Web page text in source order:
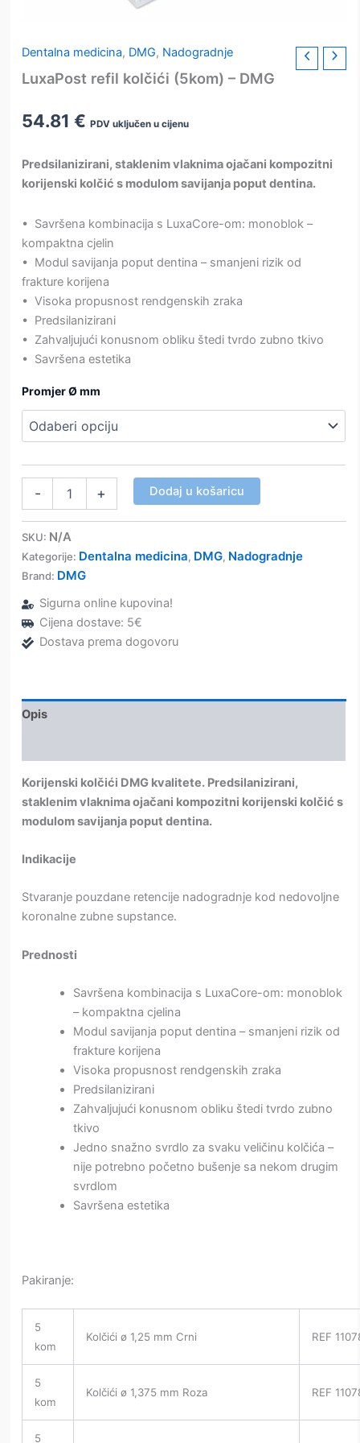
Dentalna medicina, DMG, Nadogradnje
LuxaPost refil kolčići (5kom) – DMG
54.81€ PDV uključen u cijenu
Predsilanizirani, staklenim vlaknima ojačani kompozitni
korijenski kolčić s modulom savijanja poput dentina.
• Savršena kombinacija s LuxaCore-om: monoblok –
kompaktna cjelin
• Modul savijanja poput dentina – smanjeni rizik od
frakture korijena
• Visoka propusnost rendgenskih zraka
• Predsilanizirani
• Zahvaljujući konusnom obliku štedi tvrdo zubno tkivo
• Savršena estetika
Promjer Ø mm
-
(5kom)
DMG
količina
+ Dodaj u košaricu
SKU: N/A
Kategorije: Dentalna medicina, DMG, Nadogradnje
Brand: DMG
Sigurna online kupovina!
Cijena dostave: 5€
Dostava prema dogovoru
Opis
Korijenski kolčići DMG kvalitete. Predsilanizirani,
staklenim vlaknima ojačani kompozitni korijenski kolčić s
modulom savijanja poput dentina.
Indikacije
Stvaranje pouzdane retencije nadogradnje kod nedovoljne
koronalne zubne supstance.
Prednosti
Savršena kombinacija s LuxaCore-om: monoblok
– kompaktna cjelina
Modul savijanja poput dentina – smanjeni rizik od
frakture korijena
Visoka propusnost rendgenskih zraka
Predsilanizirani
Zahvaljujući konusnom obliku štedi tvrdo zubno
tkivo
Jedno snažno svrdlo za svaku veličinu kolčića –
nije potrebno početno bušenje sa nekom drugim
svrdlom
Savršena estetika
Pakiranje:
5
kom
Kolčići ø 1,25 mm Crni REF
5
kom
Kolčići ø 1,375 mm Roza REF
5